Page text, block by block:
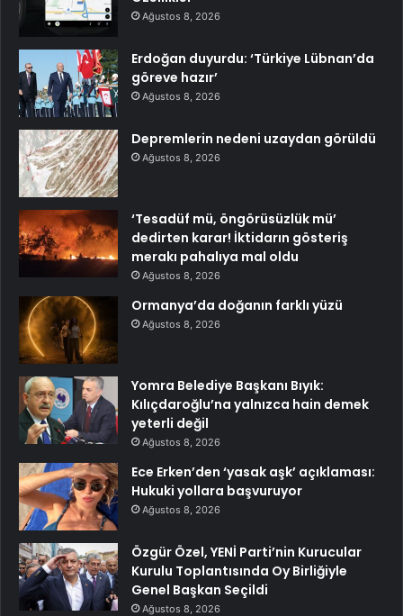
Ağustos 8, 2026
Erdoğan duyurdu: ‘Türkiye Lübnan’da
göreve hazır’
Ağustos 8, 2026
Depremlerin nedeni uzaydan görüldü
Ağustos 8, 2026
‘Tesadüf mü, öngörüsüzlük mü’
dedirten karar! İktidarın gösteriş
merakı pahalıya mal oldu
Ağustos 8, 2026
Ormanya’da doğanın farklı yüzü
Ağustos 8, 2026
Yomra Belediye Başkanı Bıyık:
Kılıçdaroğlu’na yalnızca hain demek
yeterli değil
Ağustos 8, 2026
Ece Erken’den ‘yasak aşk’ açıklaması:
Hukuki yollara başvuruyor
Ağustos 8, 2026
Özgür Özel, YENİ Parti’nin Kurucular
Kurulu Toplantısında Oy Birliğiyle
Genel Başkan Seçildi
Ağustos 8, 2026